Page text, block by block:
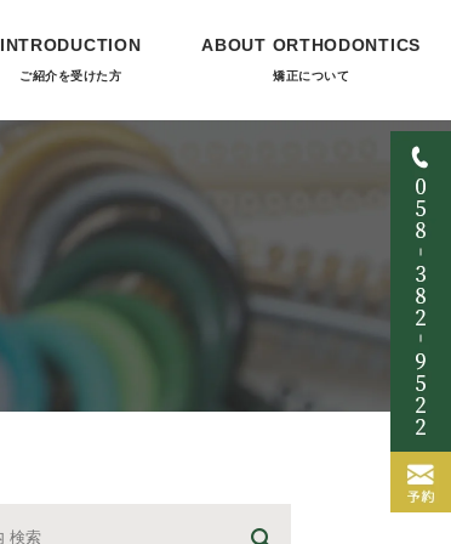
INTRODUCTION
ご紹介を受けた方
ABOUT ORTHODONTICS
矯正について